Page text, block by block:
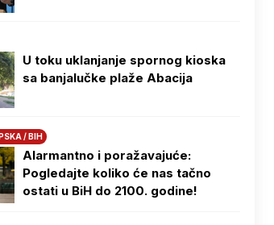
U toku uklanjanje spornog kioska
sa banjalučke plaže Abacija
/ BIH
Alarmantno i poražavajuće:
Pogledajte koliko će nas tačno
ostati u BiH do 2100. godine!